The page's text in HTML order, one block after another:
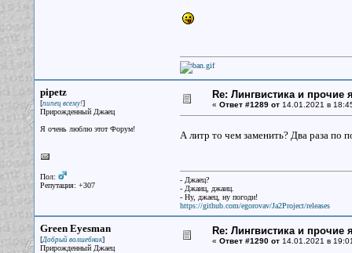
pipetz
[пипец всему!]
Прирожденный Джаец
Я очень люблю этот Форум!
Пол:
Репутация: +307
Re: Лингвистика и прочие
« Ответ #1289 от14.01.2021 в
А литр то чем заменить? Два раза по
- Джаец?
- Джаиц, джаиц.
- Ну, джаец, ну погоди!
https://github.com/egorovav/Ja2Project/releases
Green Eyesman
[Добрый волшебник]
Прирожденный Джаец
Re: Лингвистика и прочие
« Ответ #1290 от14.01.2021 в